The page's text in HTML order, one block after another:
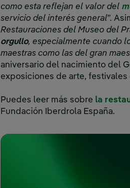
como esta reflejan el valor del
servicio del interés general”.
Restauraciones del Museo del
orgullo, especialmente cuando
maestras como las del gran
aniversario del nacimiento del
exposiciones de arte,
Puedes leer más sobre la
Fundación Iberdrola España.